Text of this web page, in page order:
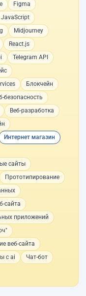
Figma
JavaScript
Midjourney
React.js
Telegram API
Блокчейн
безопасность
Веб-разработка
Интернет магазин
сайты
Прототипирование
сайта
приложений
веб-сайта
с ai
Чат-бот